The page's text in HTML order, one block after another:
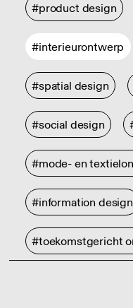
#product design
#interieurontwerp
#spatial design
#social design
#mode- en
#information design
#toekomstgericht